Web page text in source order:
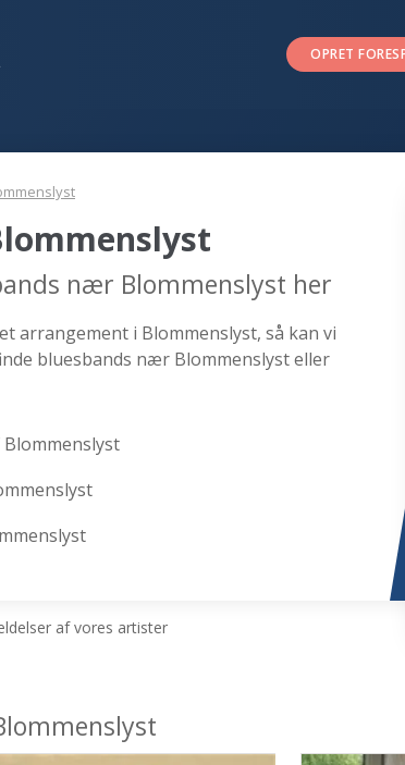
OPRET
nær Blommenslyst her
arrangement i Blommenslyst, så kan vi
bluesbands nær Blommenslyst eller
af vores artister